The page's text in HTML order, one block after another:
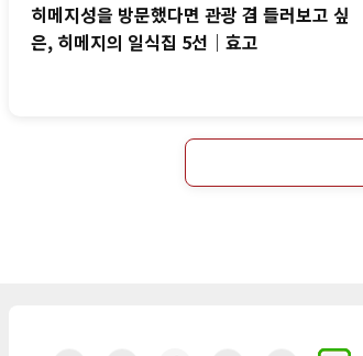
히메지성을 방문했다면 관광 겸 들러보고 싶
은, 히메지의 일식집 5선｜효고